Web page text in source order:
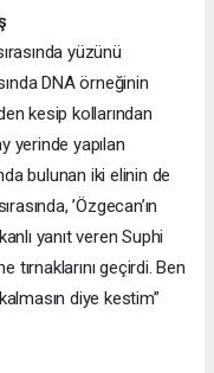
yüzünü
DNA örneğinin
kesip kollarından
yerinde yapılan
bulunan iki elinin de
’Özgecan’ın
yanıt veren Suphi
tırnaklarını geçirdi. Ben
diye kestim”